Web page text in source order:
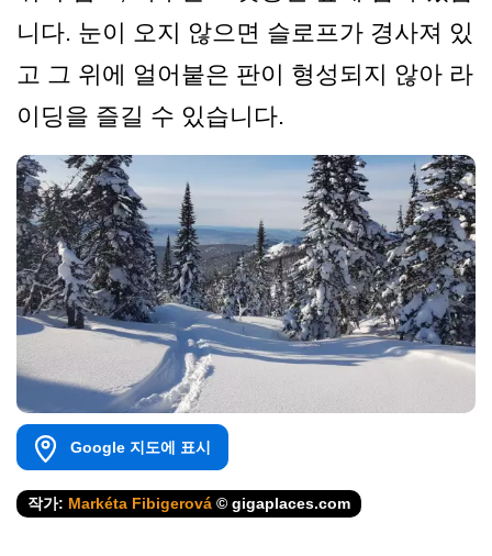
니다. 눈이 오지 않으면 슬로프가 경사져 있
고 그 위에 얼어붙은 판이 형성되지 않아 라
이딩을 즐길 수 있습니다.
Google 지도에 표시
작가: Markéta Fibigerová © gigaplaces.com